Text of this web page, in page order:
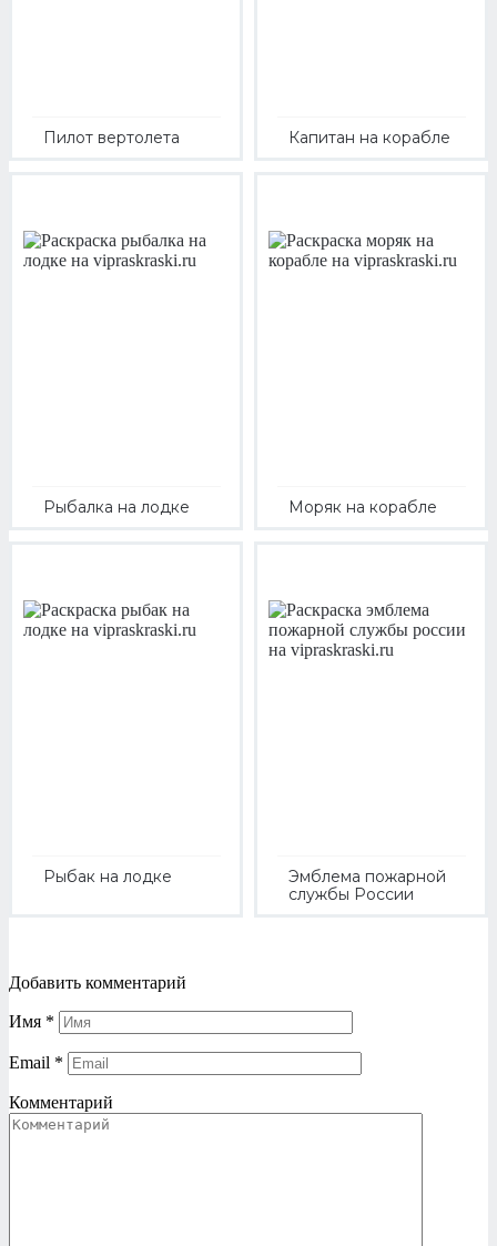
Пилот вертолета Капитан на корабле
Рыбалка на лодке Моряк на корабле
Рыбак на лодке
Эмблема пожарной
службы России
Добавить комментарий
Имя *
Email *
Комментарий